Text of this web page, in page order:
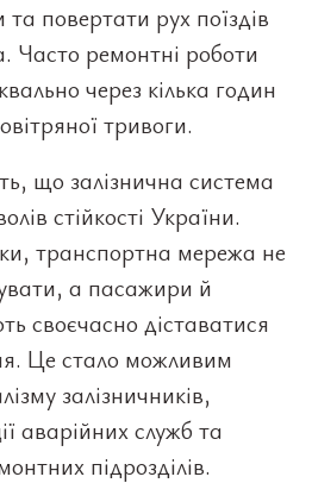
повертати рух поїздів
Часто ремонтні роботи
через кілька годин
тривоги.
що залізнична система
стійкості України.
транспортна мережа не
а пасажири й
своєчасно діставатися
Це стало можливим
залізничників,
аварійних служб та
підрозділів.